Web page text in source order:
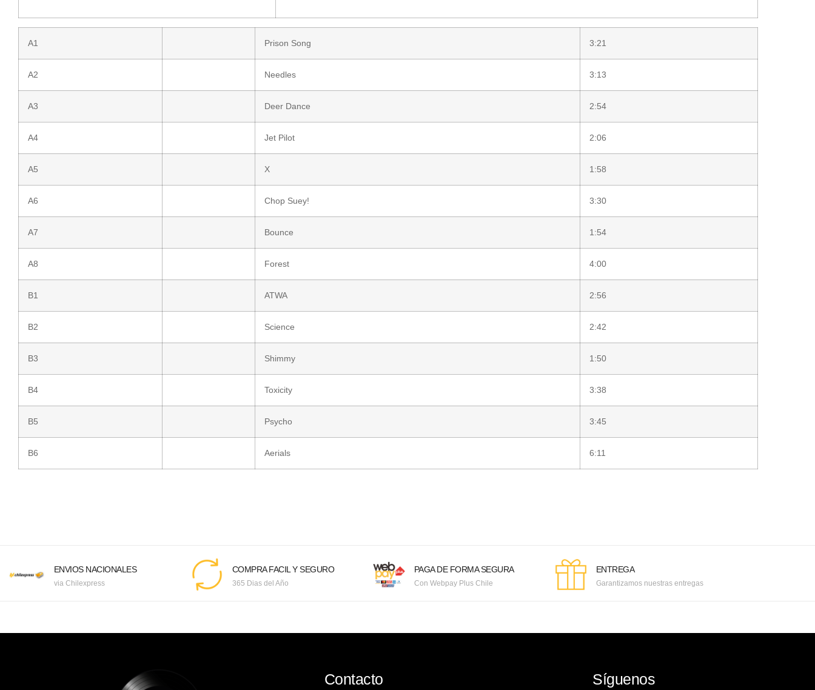
A1 Prison Song 3:21
A2 Needles 3:13
A3 Deer Dance 2:54
A4 Jet Pilot 2:06
A5 X 1:58
A6 Chop Suey! 3:30
A7 Bounce 1:54
A8 Forest 4:00
B1 ATWA 2:56
B2 Science 2:42
B3 Shimmy 1:50
B4 Toxicity 3:38
B5 Psycho 3:45
B6 Aerials 6:11
ENVIOS NACIONALES
via Chilexpress
COMPRA FACIL Y SEGURO
365 Dias del Año
PAGA DE FORMA SEGURA
Con Webpay Plus Chile
ENTREGA
Garantizamos nuestras entregas
Contacto Síguenos